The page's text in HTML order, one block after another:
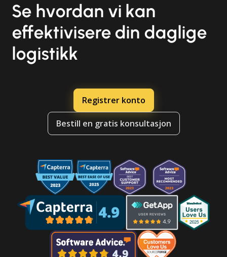
Se hvordan vi kan
effektivisere din daglige
logistikk
Registrer konto
Bestill en gratis konsultasjon